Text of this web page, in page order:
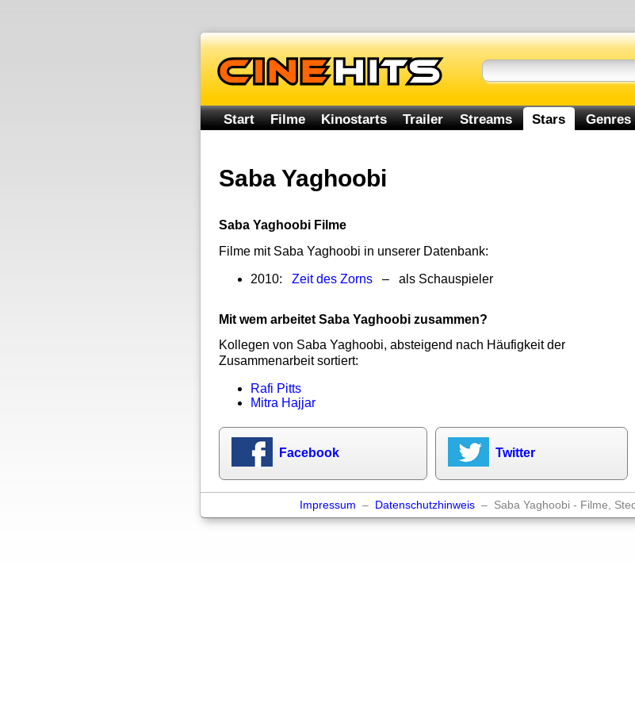
Start Filme Kinostarts Trailer Streams Stars Genres
Saba Yaghoobi
Saba Yaghoobi Filme
Filme mit Saba Yaghoobi in unserer Datenbank:
2010:Zeit des Zorns – als Schauspieler
Mit wem arbeitet Saba Yaghoobi zusammen?
Kollegen von Saba Yaghoobi, absteigend nach Häufigkeit der
Zusammenarbeit sortiert:
Rafi Pitts
Mitra Hajjar
Facebook Twitter
Impressum – Datenschutzhinweis– Saba Yaghoobi - Filme,